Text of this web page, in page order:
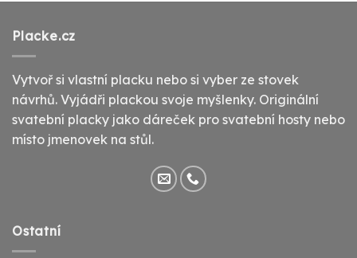
Placke.cz
Vytvoř si vlastní placku nebo si vyber ze stovek
návrhů. Vyjádři plackou svoje myšlenky. Originální
svatební placky jako dáreček pro svatební hosty nebo
místo jmenovek na stůl.
Ostatní